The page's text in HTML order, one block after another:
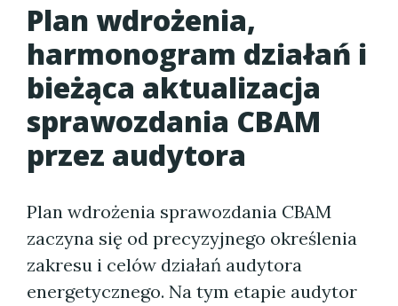
Plan wdrożenia,
harmonogram działań i
bieżąca aktualizacja
sprawozdania CBAM
przez audytora
Plan wdrożenia sprawozdania CBAM
zaczyna się od precyzyjnego określenia
zakresu i celów działań audytora
energetycznego. Na tym etapie audytor